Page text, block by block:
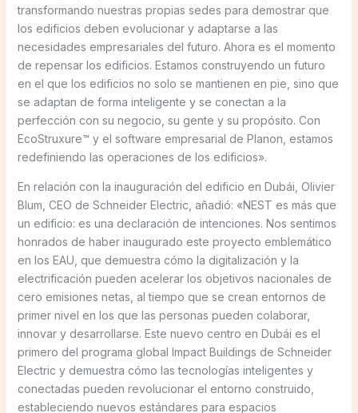
transformando nuestras propias sedes para demostrar que
los edificios deben evolucionar y adaptarse a las
necesidades empresariales del futuro. Ahora es el momento
de repensar los edificios. Estamos construyendo un futuro
en el que los edificios no solo se mantienen en pie, sino que
se adaptan de forma inteligente y se conectan a la
perfección con su negocio, su gente y su propósito. Con
EcoStruxure™ y el software empresarial de Planon, estamos
redefiniendo las operaciones de los edificios».
En relación con la inauguración del edificio en Dubái, Olivier
Blum, CEO de Schneider Electric, añadió: «NEST es más que
un edificio: es una declaración de intenciones. Nos sentimos
honrados de haber inaugurado este proyecto emblemático
en los EAU, que demuestra cómo la digitalización y la
electrificación pueden acelerar los objetivos nacionales de
cero emisiones netas, al tiempo que se crean entornos de
primer nivel en los que las personas pueden colaborar,
innovar y desarrollarse. Este nuevo centro en Dubái es el
primero del programa global Impact Buildings de Schneider
Electric y demuestra cómo las tecnologías inteligentes y
conectadas pueden revolucionar el entorno construido,
estableciendo nuevos estándares para espacios